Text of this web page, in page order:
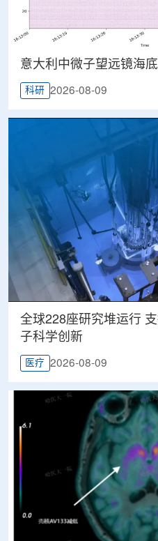
意大利中微子望远镜海
科研 2026-08-09
全球228座研究堆运行
子科学创新
医疗 2026-08-09